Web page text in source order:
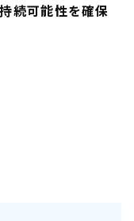
続可能性を確保